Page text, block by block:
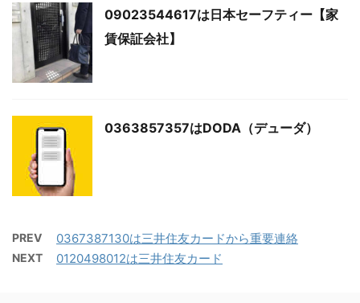
09023544617は日本セーフティー【家
賃保証会社】
0363857357はDODA（デューダ）
PREV 0367387130は三井住友カードから重要連絡
NEXT 0120498012は三井住友カード